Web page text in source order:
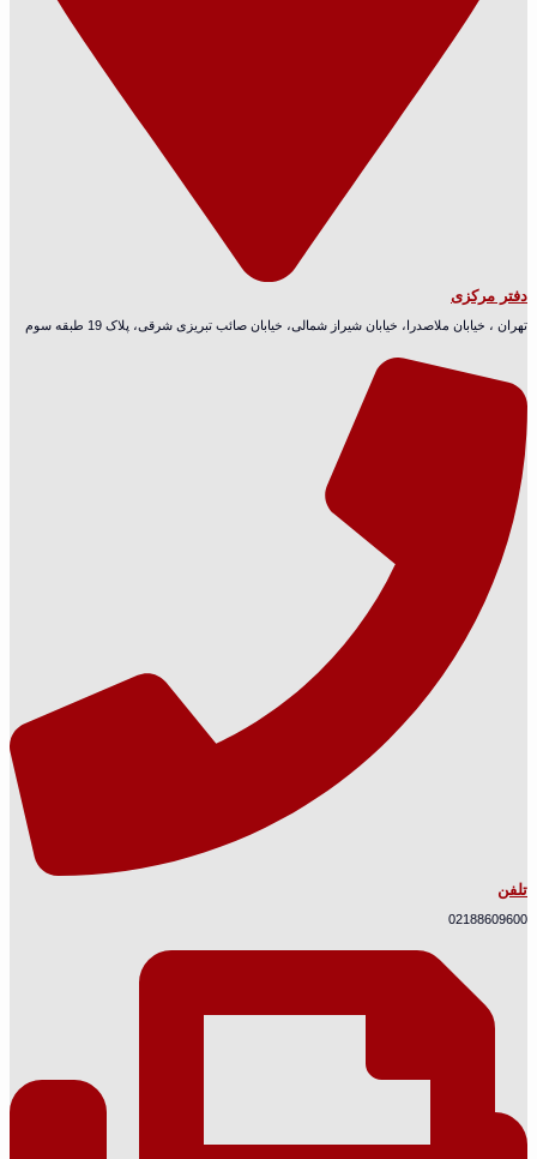
دفتر مرکزی
تهران ، خیابان ملاصدرا، خیابان شیراز شمالی، خیابان صائب تبریزی شرقی، پلاک 19 طبقه سوم
تلفن
02188609600